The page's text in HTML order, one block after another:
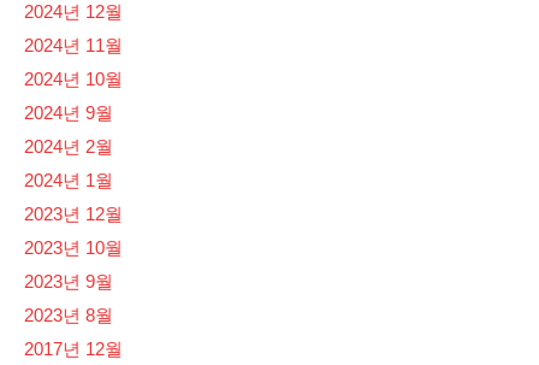
2024년 12월
2024년 11월
2024년 10월
2024년 9월
2024년 2월
2024년 1월
2023년 12월
2023년 10월
2023년 9월
2023년 8월
2017년 12월